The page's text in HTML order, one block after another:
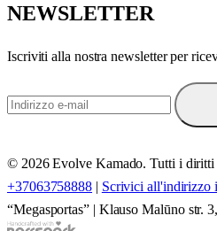
NEWSLETTER
Iscriviti alla nostra newsletter per
© 2026 Evolve Kamado. Tutti i diritti
+37063758888 | Scrivici all'indirizzo
“Megasportas” | Klauso Malūno str.